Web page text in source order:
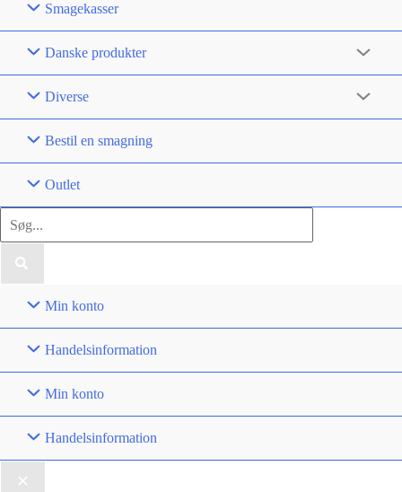
Smagekasser
Danske produkter
Diverse
Bestil en smagning
Outlet
Søg
efter:
Min konto
Handelsinformation
Min konto
Handelsinformation